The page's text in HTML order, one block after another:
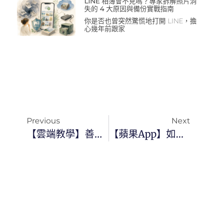
失的 4 大原因與備份實戰指南
你是否也曾突然驚慌地打開 LINE，擔
心幾年前跟家
Previous
【雲端教學】善用雲端工具做好檔案管理
Next
【蘋果App】如何將Keynote檔案轉檔成pptx檔案?